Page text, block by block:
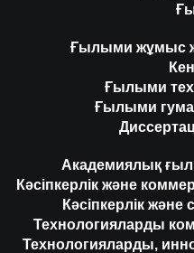
Ғылыми жұмыс
Ғылыми
Ғылыми
Академиялық
Кәсіпкерлік және
Кәсіпкерлік және
Технологияларды
Технологияларды,